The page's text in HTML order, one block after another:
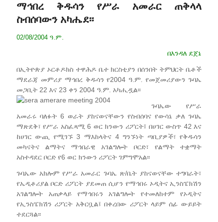
ማኅበረ ቅዱሳን የሥራ አመራር ጠቅላላ
ስብሰባውን አካሔደ፡፡
02/08/2004 ዓ.ም
በእንዳለ ደጀኔ
በኢትዮጵያ ኦርቶዶክስ ተዋሕዶ ቤተ ክርስቲያን በሰንበት ትምህርት ቤቶች
ማደራጃ መምሪያ ማኅበረ ቅዱሳን የ2004 ዓ.ም. የመጀመሪያውን ጉባኤ
መጋቢት 22 እና 23 ቀን 2004 ዓ.ም. አካሒዷል፡፡
ጉባኤው የሥራ
አመራሩ ባለፉት 6 ወራት ያከናወናቸውን የስብሰባና የውሳኔ ቃለ ጉባኤ
ማጽደቅ፣ የሥራ አስፈጻሚ 6 ወር ክንውን ሪፖርት፤ በሀገር ውስጥ 42 እና
ከሀገር ውጪ የሚገኙ 3 ማእከላትና 4 ግንኙነት ጣቢያዎች፣ የቅዱሳን
መካናትና ልማትና ማኅበራዊ አገልግሎት ቦርድ፣ የልማት ተቋማት
አስተዳደር ቦርድ የ6 ወር ክንውን ሪፖርት ገምግሞአል፡፡
ጉባኤው አክሎም የሥራ አመራር ጉባኤ ጽ/ቤት ያከናወናቸው ተግባራት፣
የኤዲቶሪያል ቦርድ ሪፖርት ያደመጠ ሲሆን የማኅበሩ ኦዲትና ኢንስፔክሽን
አገልግሎት አጠቃላይ የማኅበሩን አገልግሎት የተመለከተም የኦዲትና
የኢንስፔክሽን ሪፖርት አቅርቧል፤ በቀረበው ሪፖርት ላይም ሰፊ ውይይት
ተደርጓል፡፡